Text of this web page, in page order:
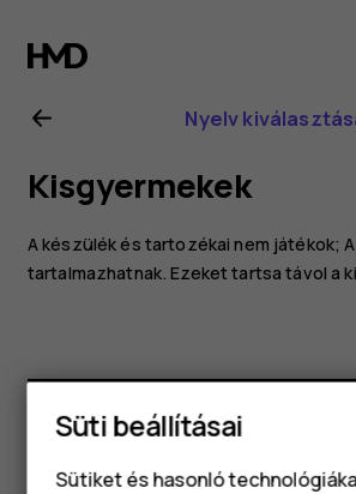
A
Nokia
225
4G
(2024)
kézikönyve
Nyelv
Kisgyermekek
A készülék és tartozékai nem játékok;
tartalmazhatnak. Ezeket tartsa távol a
Süti beállításai
Sütiket és hasonló